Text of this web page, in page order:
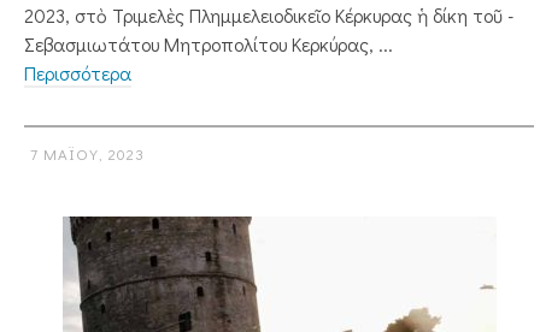
2023, στὸ Τριμελὲς Πλημ­μελειοδικεῖο Κέρκυρας ἡ δίκη τοῦ ­
Σεβασμιωτάτου Μητροπολίτου Κερκύρας, ...
Περισσότερα
7 ΜΑΪ́ΟΥ, 2023